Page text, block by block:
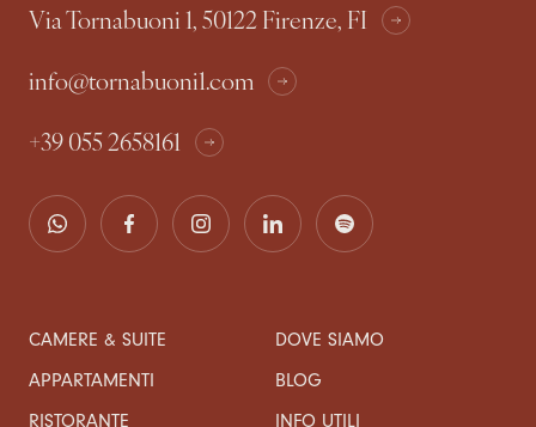
Via Tornabuoni 1, 50122 Firenze, FI
info@tornabuoni1.com
+39 055 2658161
CAMERE & SUITE
APPARTAMENTI
RISTORANTE
DOVE SIAMO
BLOG
INFO UTILI